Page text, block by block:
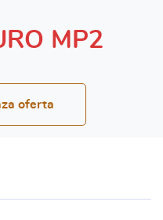
MP2
oferta